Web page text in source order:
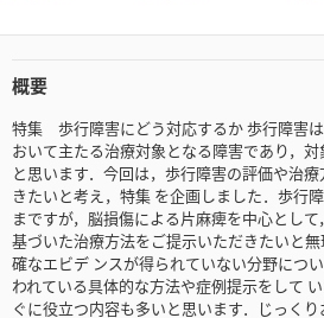
概要
特集 歩行障害にどう対応するか 歩行障害
おいて主たる治療対象となる障害であり，
と思います．今回は，歩行障害の評価や治
きたいと考え，特集 を企画しました．歩行
まですが，脳損傷による片麻痺を中心とし
基づいた治療方法をご提示いただきたいと
確なエビデ ンスが得られていない分野につ
われている具体的な方法や症例提示をして
ぐに役立つ内容も多いと思います．じっくり